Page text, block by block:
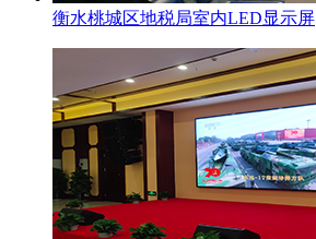
衡水桃城区地税局室内LED显示屏